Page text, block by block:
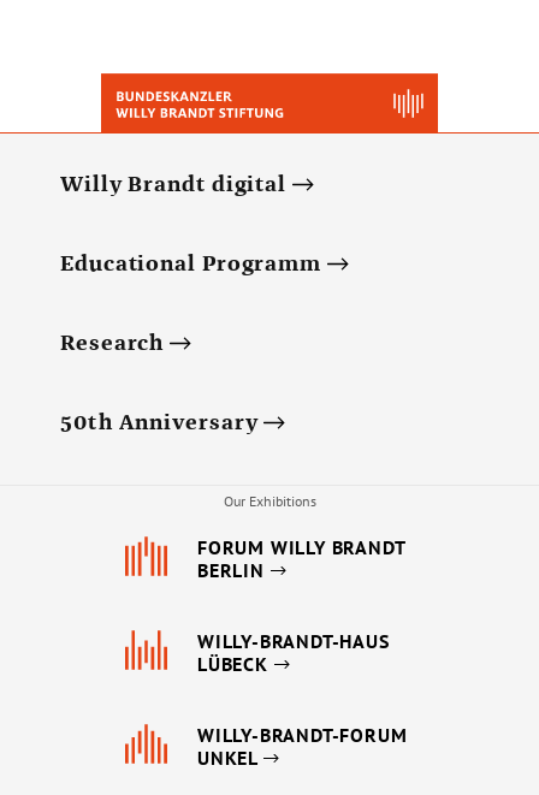
Willy Brandt digital
Educational Programm
Research
50th Anniversary
Our Exhibitions
FORUM WILLY BRANDT
BERLIN
WILLY-BRANDT-HAUS
LÜBECK
WILLY-BRANDT-FORUM
UNKEL